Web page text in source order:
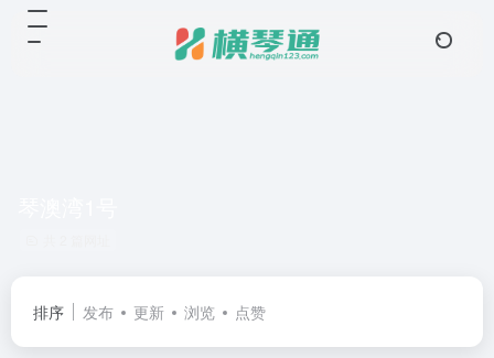
排序 发布 更新 浏览 点赞